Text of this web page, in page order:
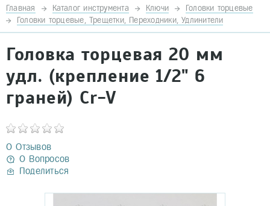
Главная Каталог инструмента Ключи
Головки торцевые
Головки торцевые, Трещетки, Переходники, Удлинители
Головка торцевая 20 мм
удл. (крепление 1/2" 6
граней) Cr-V
0 Отзывов
0 Вопросов
Поделиться